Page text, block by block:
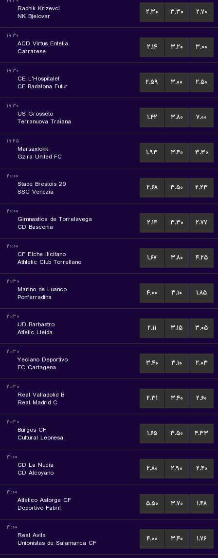
Radnik Krizevci
NK Bjelovar
۲.۳۰ ۳.۳۰ ۲.۷۰
۱۹:۳۰
ACD Virtus Entella
Carrarese
۲.۱۴ ۳.۲۰ ۳.۰۰
۱۹:۳۰
CE L'Hospitalet
CF Badalona Futur
۲.۵۹ ۳.۰۰ ۲.۵۰
۱۹:۳۰
US Grosseto
Terranuova Traiana
۱.۴۲ ۳.۸۰ ۷.۰۰
۱۹:۴۵
Marsaxlokk
Gzira United FC
۱.۹۳ ۳.۴۰ ۳.۳۰
۲۰:۰۰
Stade Brestois 29
SSC Venezia
۲.۶۸ ۳.۵۰ ۲.۲۳
۲۰:۰۰
Gimnastica de Torrelavega
CD Basconia
۲.۱۴ ۳.۳۰ ۲.۷۷
۲۰:۰۰
CF Elche Ilicitano
Athletic Club Torrellano
۱.۶۷ ۳.۸۰ ۴.۲۵
۲۰:۳۰
Marino de Luanco
Ponferradina
۴.۰۰ ۳.۱۰ ۱.۸۵
۲۰:۳۰
UD Barbastro
Atletic Lleida
۲.۱۱ ۳.۱۵ ۳.۰۵
۲۰:۳۰
Yeclano Deportivo
FC Cartagena
۳.۴۰ ۳.۱۰ ۲.۰۳
۲۰:۳۰
Real Valladolid B
Real Madrid C
۲.۳۱ ۳.۴۰ ۲.۶۰
۲۰:۳۰
Burgos CF
Cultural Leonesa
۱.۶۵ ۳.۵۰ ۴.۳۳
۲۱:۰۰
CD La Nucia
CD Alcoyano
۲.۸۰ ۲.۹۰ ۲.۴۰
۲۱:۰۰
Atletico Astorga CF
Deportivo Fabril
۵.۵۰ ۳.۷۰ ۱.۴۸
۲۱:۰۰
Real Avila
Unionistas de Salamanca CF
۴.۰۰ ۳.۴۰ ۱.۷۶